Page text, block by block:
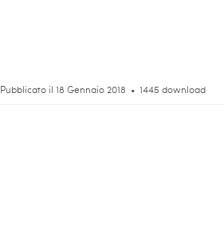
Pubblicato il 18 Gennaio 2018 1445 download